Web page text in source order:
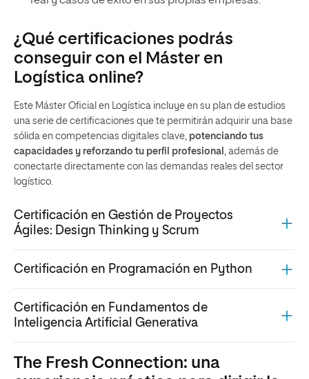
Logística online?
Este Máster Oficial en Logística incluye en su plan de estudios
una serie de certificaciones que te permitirán adquirir una base
capacidades y reforzando tu perfil profesional
conectarte directamente con las demandas reales del sector
Certificación en Gestión de Proyectos
Certificación en Programación en Python
Certificación en Fundamentos de
The Fresh Connection: una
logística de verdad